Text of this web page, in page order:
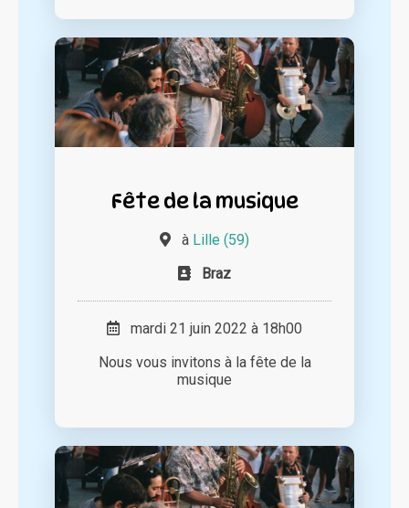
Fête de la musique
à Lille (59)
Braz
mardi 21 juin 2022 à 18h00
Nous vous invitons à la fête de la
musique